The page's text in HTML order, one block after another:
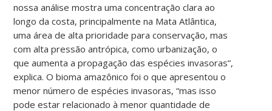
nossa análise mostra uma concentração clara ao
longo da costa, principalmente na Mata Atlântica,
uma área de alta prioridade para conservação, mas
com alta pressão antrópica, como urbanização, o
que aumenta a propagação das espécies invasoras”,
explica. O bioma amazônico foi o que apresentou o
menor número de espécies invasoras, “mas isso
pode estar relacionado à menor quantidade de